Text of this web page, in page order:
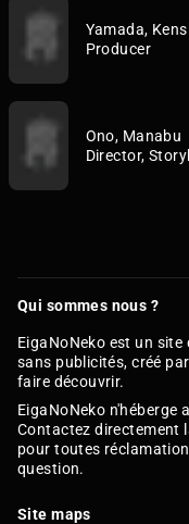
Yamada,
Producer
Ono, Manabu
Director,
Qui sommes nous ?
EigaNoNeko est un
sans publicités, créé
faire découvrir.
EigaNoNeko n'héberge
Contactez directement
pour toutes
question.
Site maps